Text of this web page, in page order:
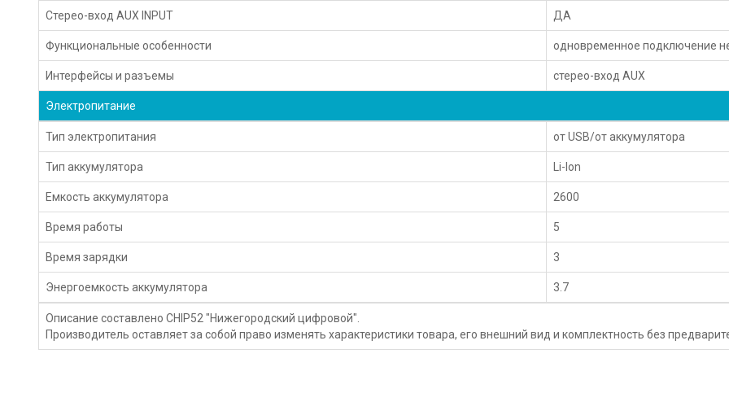
Стерео-вход AUX INPUT ДА
Функциональные особенности одновременное подключение
Интерфейсы и разъемы стерео-вход AUX
Электропитание
Тип электропитания от USB/от аккумулятора
Тип аккумулятора Li-Ion
Емкость аккумулятора 2600
Время работы 5
Время зарядки 3
Энергоемкость аккумулятора 3.7
Описание составлено CHIP52 "Нижегородский цифровой".
Производитель оставляет за собой право изменять характеристики товара, его внешний вид и комплектность без